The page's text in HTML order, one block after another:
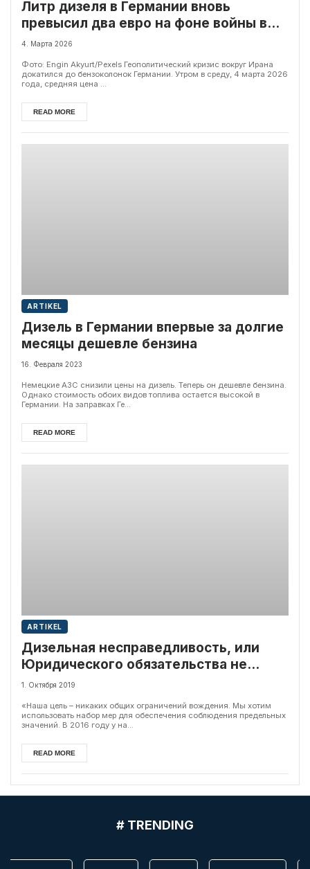
Литр дизеля в Германии вновь
превысил два евро на фоне войны в
Иране
4. Марта 2026
Фото: Engin Akyurt/Pexels Геополитический кризис вокруг Ирана
докатился до бензоколонок Германии. Утром в среду, 4 марта 2026
года, средняя цена ...
READ MORE
ARTIKEL
Дизель в Германии впервые за долгие
месяцы дешевле бензина
16. Февраля 2023
Немецкие АЗС снизили цены на дизель. Теперь он дешевле бензина.
Однако стоимость обоих видов топлива остается высокой в
Германии. На заправках Ге...
READ MORE
ARTIKEL
Дизельная несправедливость, или
Юридического обязательства не
существует
1. Октября 2019
«Наша цель – никаких общих ограничений вождения. Мы хотим
использовать набор мер для обеспечения соблюдения предельных
значений. В 2016 году у на...
READ MORE
# TRENDING